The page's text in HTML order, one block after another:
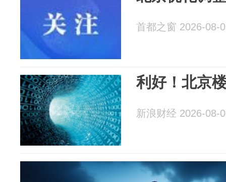
首都之窗 2026-08-
利好！北京
新浪财经 2026-08-